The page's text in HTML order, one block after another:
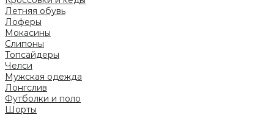
Летняя обувь
Лоферы
Мокасины
Слипоны
Топсайдеры
Челси
Мужская одежда
Лонгслив
Футболки и поло
Шорты